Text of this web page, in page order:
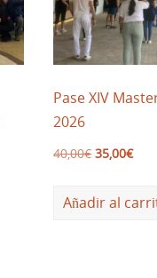
Pase XIV
2026
40,00€ 35,00€
Añadir al